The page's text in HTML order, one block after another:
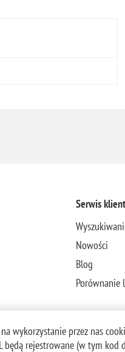
Serwis
Nowości
Blog
wykorzystanie przez nas
rejestrowane (w tym kod